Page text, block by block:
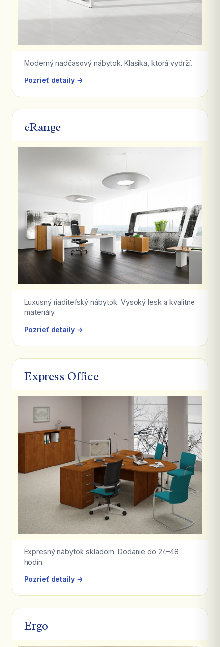
Moderný nadčasový nábytok. Klasika, ktorá vydrží.
Pozrieť detaily →
eRange
Luxusný riaditeľský nábytok. Vysoký lesk a kvalitné
materiály.
Pozrieť detaily →
Express Office
Expresný nábytok skladom. Dodanie do 24–48
hodín.
Pozrieť detaily →
Ergo